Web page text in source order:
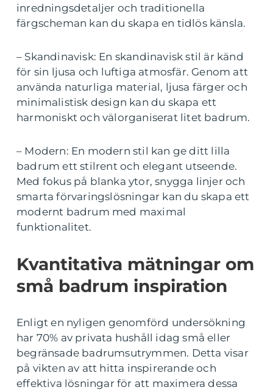
inredningsdetaljer och traditionella
färgscheman kan du skapa en tidlös känsla.
– Skandinavisk: En skandinavisk stil är känd
för sin ljusa och luftiga atmosfär. Genom att
använda naturliga material, ljusa färger och
minimalistisk design kan du skapa ett
harmoniskt och välorganiserat litet badrum.
– Modern: En modern stil kan ge ditt lilla
badrum ett stilrent och elegant utseende.
Med fokus på blanka ytor, snygga linjer och
smarta förvaringslösningar kan du skapa ett
modernt badrum med maximal
funktionalitet.
Kvantitativa mätningar om
små badrum inspiration
Enligt en nyligen genomförd undersökning
har 70% av privata hushåll idag små eller
begränsade badrumsutrymmen. Detta visar
på vikten av att hitta inspirerande och
effektiva lösningar för att maximera dessa